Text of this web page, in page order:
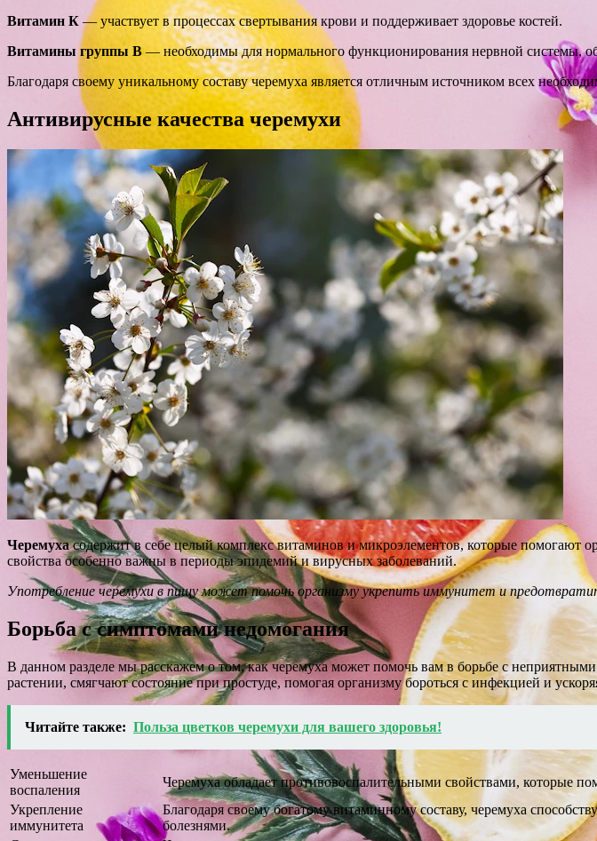
Витамин К — участвует в процессах свертывания крови и поддерживает здоровье костей.
Витамины группы В— необходимы для нормального функционирования нервной системы,
Благодаря своему уникальному составу черемуха является отличным источником всех
Антивирусные качества черемухи
Черемухасодержит в себе целый комплекс витаминов и микроэлементов, которые помогают
свойства особенно важны в периоды эпидемий и вирусных заболеваний.
Употребление черемухи в пищу может помочь организму укрепить иммунитет и
Борьба с симптомами недомогания
В данном разделе мы расскажем о том, как черемуха может помочь вам в борьбе с
растении, смягчают состояние при простуде, помогая организму бороться с инфекцией и
Читайте также: Польза цветков черемухи для вашего здоровья!
Уменьшение
воспаления
Черемуха обладает противовоспалительными свойствами, которые
Укрепление
иммунитета
Благодаря своему богатому витаминному составу, черемуха
болезнями.